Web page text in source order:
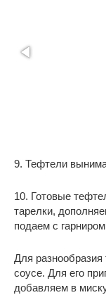
9. Тефтели
10. Готовые
тарелки,
подаем с
Для
соусе. Для его
добавляем в